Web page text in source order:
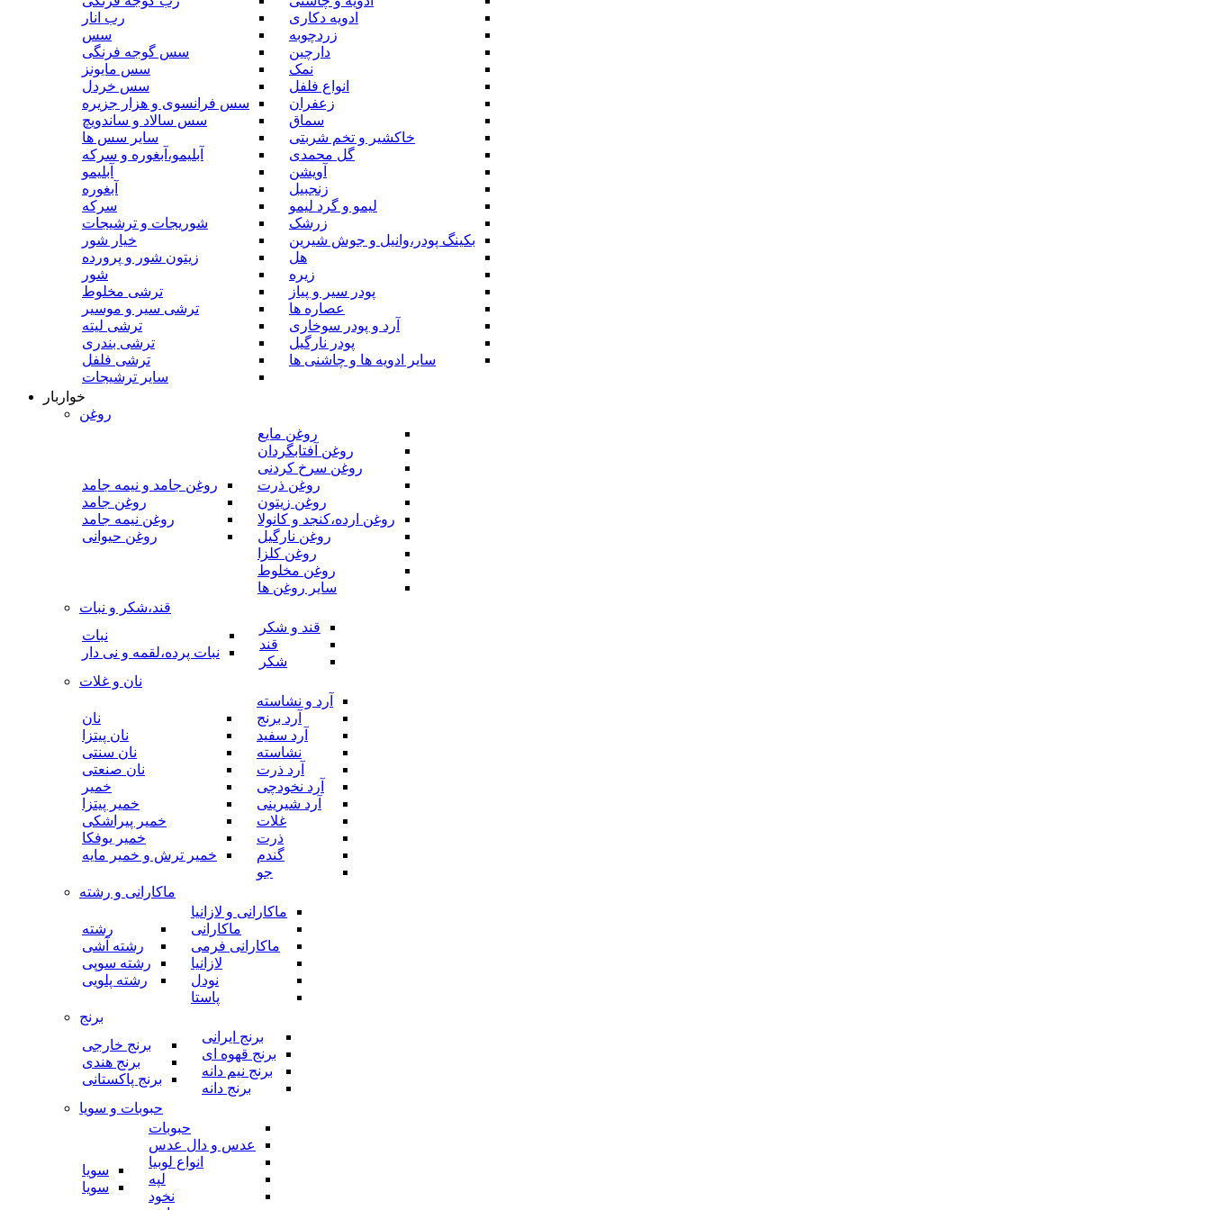
ادویه دکاری
زردچوبه
دارچین
نمک
انواع فلفل
زعفران
سماق
خاکشیر و تخم شربتی
گل محمدی
آویشن
زنجبیل
لیمو و گرد لیمو
زرشک
بکینگ پودر،وانیل و جوش شیرین
هل
زیره
پودر سیر و پیاز
عصاره ها
آرد و پودر سوخاری
پودر نارگیل
سایر ادویه ها و چاشنی ها
رب انار
سس
سس گوجه فرنگی
سس مایونز
سس خردل
سس فرانسوی و هزار جزیره
سس سالاد و ساندویچ
سایر سس ها
آبلیمو،آبغوره و سرکه
آبلیمو
آبغوره
سرکه
شوریجات و ترشیجات
خیار شور
زیتون شور و پرورده
شور
ترشی مخلوط
ترشی سیر و موسیر
ترشی لیته
ترشی بندری
ترشی فلفل
سایر ترشیجات
خواربار
روغن
روغن مایع
روغن آفتابگردان
روغن سرخ کردنی
روغن ذرت
روغن زیتون
روغن ارده،کنجد و کانولا
روغن نارگیل
روغن کلزا
روغن مخلوط
سایر روغن ها
روغن جامد و نیمه جامد
روغن جامد
روغن نیمه جامد
روغن حیوانی
قند،شکر و نبات
قند و شکر
قند
شکر
نبات
نبات پرده،لقمه و نی دار
نان و غلات
آرد و نشاسته
آرد برنج
آرد سفید
نشاسته
آرد ذرت
آرد نخودچی
آرد شیرینی
غلات
ذرت
گندم
جو
نان
نان پیتزا
نان سنتی
نان صنعتی
خمیر
خمیر پیتزا
خمیر پیراشکی
خمیر یوفکا
خمیر ترش و خمیر مایه
ماکارانی و رشته
ماکارانی و لازانیا
ماکارانی
ماکارانی فرمی
لازانیا
نودل
پاستا
رشته
رشته آشی
رشته سوپی
رشته پلویی
برنج
برنج ایرانی
برنج قهوه ای
برنج نیم دانه
برنج دانه
برنج خارجی
برنج هندی
برنج پاکستانی
حبوبات و سویا
حبوبات
عدس و دال عدس
انواع لوبیا
لپه
نخود
سویا
سویا